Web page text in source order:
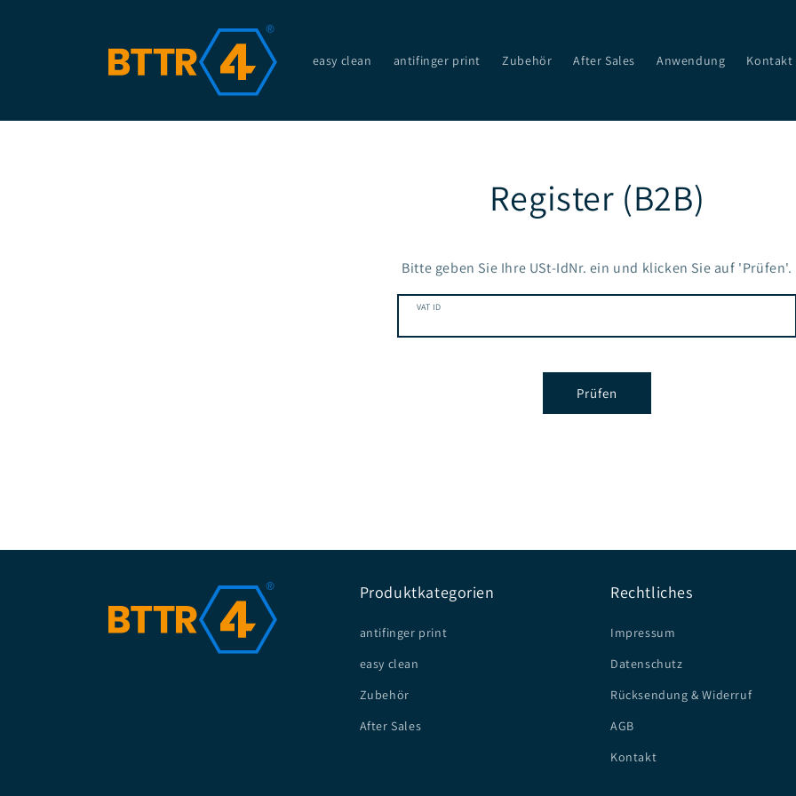
easy clean antifinger print Zubehör After Sales Anwendung Kontakt
Register (B2B)
Bitte geben Sie Ihre USt-IdNr. ein und klicken Sie auf 'Prüfen'.
VAT ID
Prüfen
Produktkategorien
antifinger print
easy clean
Zubehör
After Sales
Rechtliches
Impressum
Datenschutz
Rücksendung & Widerruf
AGB
Kontakt